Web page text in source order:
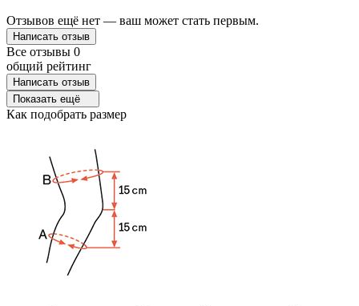
Отзывов ещё нет — ваш может стать первым.
Написать отзыв
Все отзывы 0
общий рейтинг
Написать отзыв
Показать ещё
Как подобрать размер